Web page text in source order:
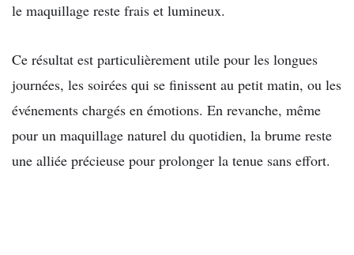
le maquillage reste frais et lumineux.
Ce résultat est particulièrement utile pour les longues
journées, les soirées qui se finissent au petit matin, ou les
événements chargés en émotions. En revanche, même
pour un maquillage naturel du quotidien, la brume reste
une alliée précieuse pour prolonger la tenue sans effort.